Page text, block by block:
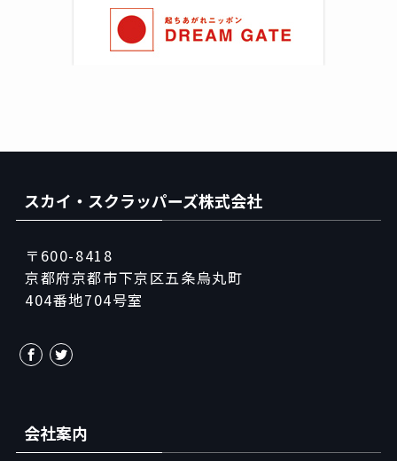
スカイ・スクラッパーズ株式会社
〒600-8418
京都府京都市下京区五条烏丸町
404番地704号室
会社案内